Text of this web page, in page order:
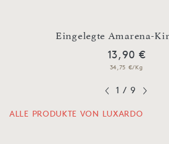
Eingelegte Amarena-
13,90 €
34,75 €/Kg
1 / 9
ALLE PRODUKTE VON LUXARDO